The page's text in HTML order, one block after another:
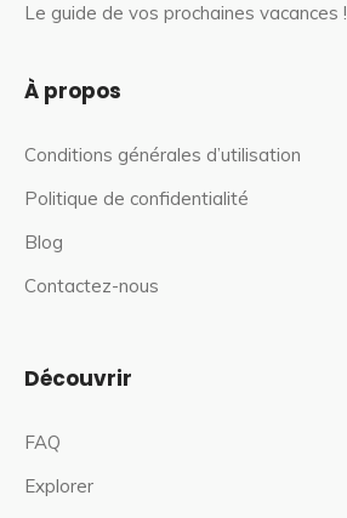
Le guide de vos prochaines vacances !
À propos
Conditions générales d’utilisation
Politique de confidentialité
Blog
Contactez-nous
Découvrir
FAQ
Explorer